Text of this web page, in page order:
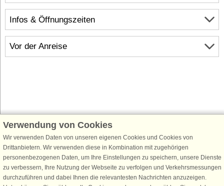
Infos & Öffnungszeiten
Vor der Anreise
Schließen Sie sich 100.000 Ferienhaus-Fans an
Erhalten Sie einenWillkommensgutschein von 25 € für Ihren nächsten
Ferienhausurlaub - melden Sie sich einfach für den DanCenter Newsletter
an. Verpassen Sie nie wieder exklusive Angebote, Gewinnspiele und
Urlaubstipps!
Verwendung von Cookies
Wir verwenden Daten von unseren eigenen Cookies und Cookies von
Drittanbietern. Wir verwenden diese in Kombination mit zugehörigen
personenbezogenen Daten, um Ihre Einstellungen zu speichern, unsere Dienste
zu verbessern, Ihre Nutzung der Webseite zu verfolgen und Verkehrsmessungen
durchzuführen und dabei Ihnen die relevantesten Nachrichten anzuzeigen.